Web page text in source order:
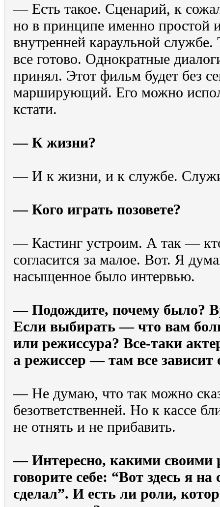
— Есть такое. Сценарий, к
но в принципе именно простой
внутренней караульной
все готово. Однократные
принял. Этот фильм будет без
марширующий. Его можно
кстати.
— К жизни?
— И к жизни, и к службе.
— Кого играть позовете?
— Кастинг устроим. А так —
согласится за малое. Вот. Я
насыщенное было интервью.
— Подождите, почему было?
Если выбирать — что вам
или режиссура? Все-таки
а режиссер — там все зависит
— Не думаю, что так можно
безответственней. Но к кассе
не отнять и не прибавить.
— Интересно, какими своими
говорите себе: “Вот здесь я на
сделал”. И есть ли роли,